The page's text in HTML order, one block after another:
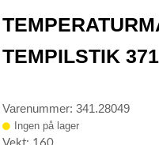
TEMPILSTIK
Varenummer: 341.28049
Ingen på lager